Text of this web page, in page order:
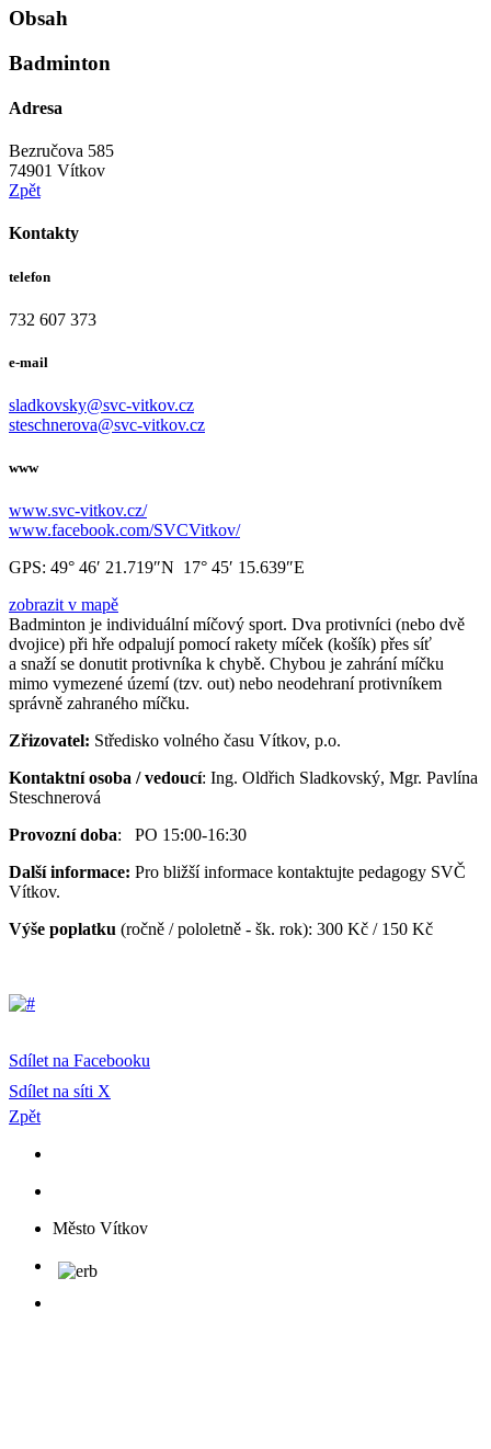
Obsah
Badminton
Adresa
Bezručova 585
74901 Vítkov
Zpět
Kontakty
telefon
732 607 373
e-mail
sladkovsky@svc-vitkov.cz
steschnerova@svc-vitkov.cz
www
www.svc-vitkov.cz/
www.facebook.com/SVCVitkov/
GPS: 49° 46′ 21.719″N 17° 45′ 15.639″E
zobrazit v mapě
Badminton je individuální míčový sport. Dva protivníci (nebo dvě
dvojice) při hře odpalují pomocí rakety míček (košík) přes síť
a snaží se donutit protivníka k chybě. Chybou je zahrání míčku
mimo vymezené území (tzv. out) nebo neodehraní protivníkem
správně zahraného míčku.
Zřizovatel: Středisko volného času Vítkov, p.o.
Kontaktní osoba / vedoucí: Ing. Oldřich Sladkovský, Mgr. Pavlína
Steschnerová
Provozní doba: PO 15:00-16:30
Další informace: Pro bližší informace kontaktujte pedagogy SVČ
Vítkov.
Výše poplatku (ročně / pololetně - šk. rok): 300 Kč / 150 Kč
Sdílet na Facebooku
Sdílet na síti X
Zpět
Město Vítkov